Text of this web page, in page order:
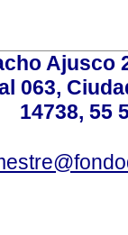
Ajusco
063,
14738, 55